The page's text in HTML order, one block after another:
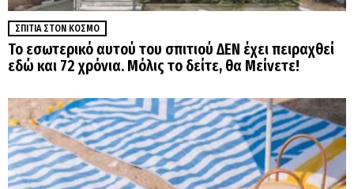
ΣΠΊΤΙΑ ΣΤΟΝ ΚΌΣΜΟ
Το εσωτερικό αυτού του σπιτιού ΔΕΝ έχει πειραχθεί
εδώ και 72 χρόνια. Μόλις το δείτε, θα Μείνετε!